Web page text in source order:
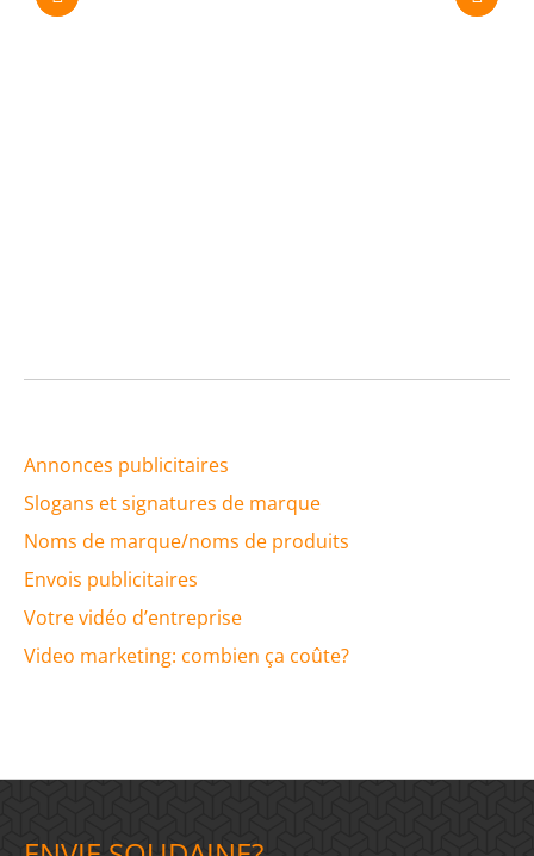
Annonces publicitaires
Slogans et signatures de marque
Noms de marque/noms de produits
Envois publicitaires
Votre vidéo d’entreprise
Video marketing: combien ça coûte?